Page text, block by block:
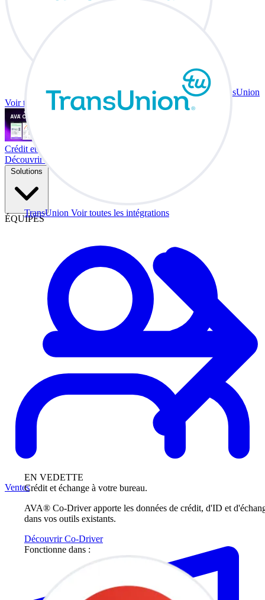
TransUnion Voir toutes les intégrations
EN VEDETTE
Crédit et échange à votre bureau.
AVA® Co-Driver apporte les données de crédit, d'ID et
dans vos outils existants.
Découvrir Co-Driver
Fonctionne dans :
TransUnion
Voir toutes les intégrations
Crédit et échange à votre bureau.
Découvrir Co-Driver
Solutions
ÉQUIPES
Ventes